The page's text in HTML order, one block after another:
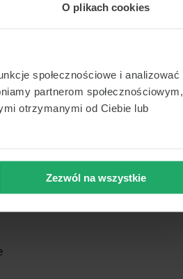
O plikach cookies
społecznościowe i analizować
partnerom społecznościowym,
otrzymanymi od Ciebie lub
Zezwól na wszystkie